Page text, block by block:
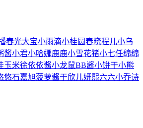
春光大宝小雨滴小桂圆春晓程儿小乌
酱小君小哈娜鹿鹿小雪花猪小七任绵绵
玉米徐依依酱小龙鼠BB酱小饼干小熊
悠石嘉旭菠萝酱于欣儿妍熙六六小乔诗